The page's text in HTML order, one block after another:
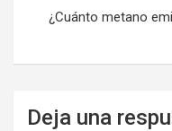
¿Cuánto metano
Deja una